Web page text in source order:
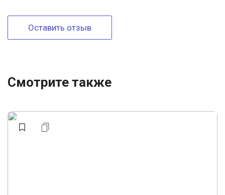
Оставить отзыв
Смотрите также